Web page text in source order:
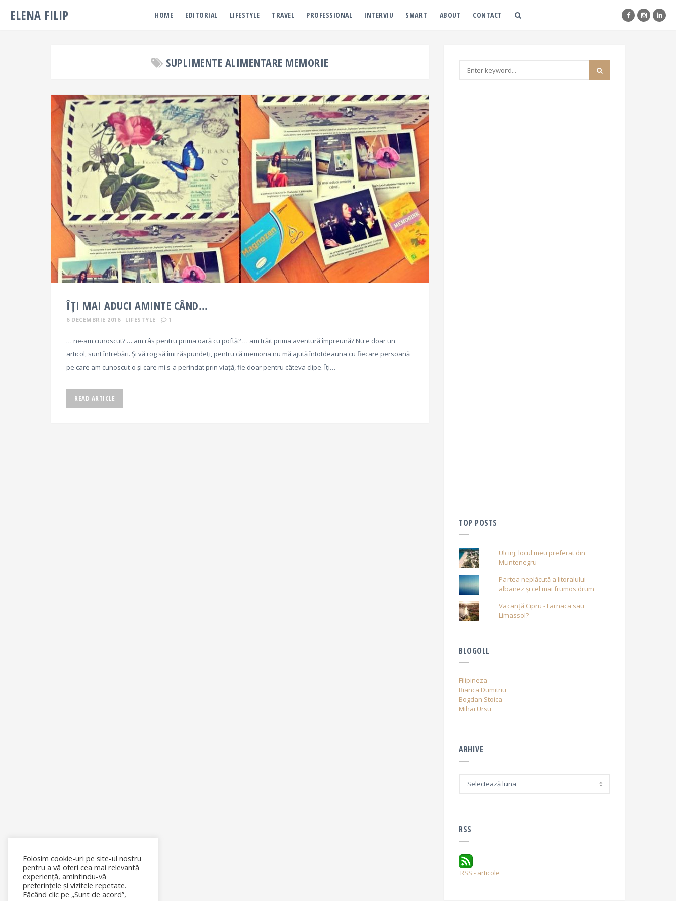
ELENA FILIP HOME EDITORIAL LIFESTYLE TRAVEL PROFESSIONAL INTERVIU SMART ABOUT CONTACT
SUPLIMENTE ALIMENTARE MEMORIE
ÎȚI MAI ADUCI AMINTE CÂND…
6 DECEMBRIE 2016 LIFESTYLE 1
… ne-am cunoscut? … am râs pentru prima oară cu poftă? … am trăit prima aventură împreună? Nu e doar un
articol, sunt întrebări. Și vă rog să îmi răspundeți, pentru că memoria nu mă ajută întotdeauna cu fiecare persoană
pe care am cunoscut-o și care mi s-a perindat prin viață, fie doar pentru câteva clipe. Îți…
READ ARTICLE
TOP POSTS
Ulcinj, locul meu preferat din
Muntenegru
Partea neplăcută a litoralului
albanez și cel mai frumos drum
Vacanță Cipru - Larnaca sau
Limassol?
BLOGOLL
Filipineza
Bianca Dumitriu
Bogdan Stoica
Mihai Ursu
ARHIVE
RSS
RSS - articole
Folosim cookie-uri pe site-ul nostru
pentru a vă oferi cea mai relevantă
experiență, amintindu-vă
preferințele și vizitele repetate.
Făcând clic pe „Sunt de acord”,